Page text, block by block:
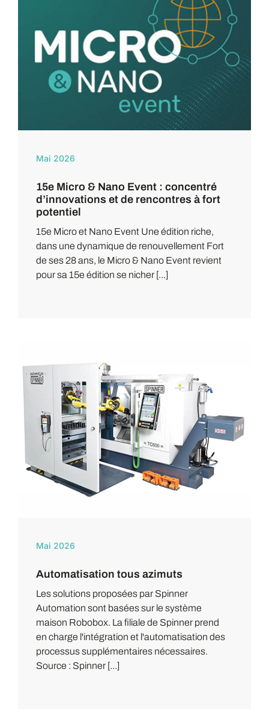
Mai 2026
15e Micro & Nano Event : concentré
d’innovations et de rencontres à fort
potentiel
15e Micro et Nano Event Une édition riche,
dans une dynamique de renouvellement Fort
de ses 28 ans, le Micro & Nano Event revient
pour sa 15e édition se nicher [...]
Mai 2026
Automatisation tous azimuts
Les solutions proposées par Spinner
Automation sont basées sur le système
maison Robobox. La filiale de Spinner prend
en charge l'intégration et l'automatisation des
processus supplémentaires nécessaires.
Source : Spinner [...]